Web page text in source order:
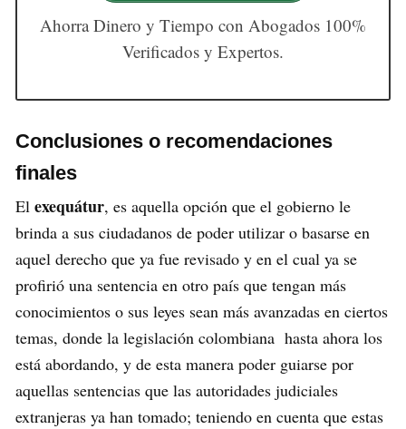
Ahorra Dinero y Tiempo con Abogados 100%
Verificados y Expertos.
Conclusiones o recomendaciones
finales
El exequátur, es aquella opción que el gobierno le
brinda a sus ciudadanos de poder utilizar o basarse en
aquel derecho que ya fue revisado y en el cual ya se
profirió una sentencia en otro país que tengan más
conocimientos o sus leyes sean más avanzadas en ciertos
temas, donde la legislación colombiana hasta ahora los
está abordando, y de esta manera poder guiarse por
aquellas sentencias que las autoridades judiciales
extranjeras ya han tomado; teniendo en cuenta que estas